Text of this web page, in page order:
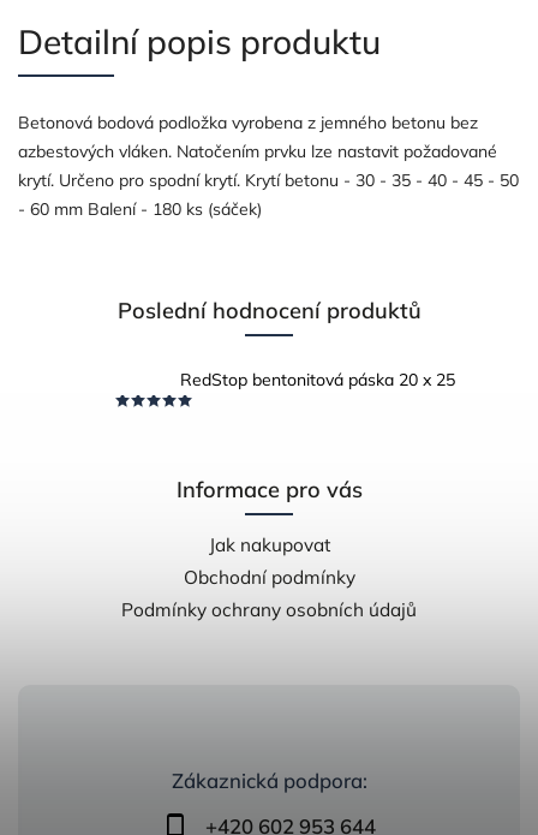
Detailní popis produktu
Betonová bodová podložka vyrobena z jemného betonu bez
azbestových vláken. Natočením prvku lze nastavit požadované
krytí. Určeno pro spodní krytí. Krytí betonu - 30 - 35 - 40 - 45 - 50
- 60 mm Balení - 180 ks (sáček)
Zákaznická podpora:
+420 602 953 644
Poslední hodnocení produktů
RedStop bentonitová páska 20 x 25
Informace pro vás
Jak nakupovat
Obchodní podmínky
Podmínky ochrany osobních údajů